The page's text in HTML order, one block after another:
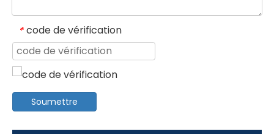
* code de vérification
Soumettre